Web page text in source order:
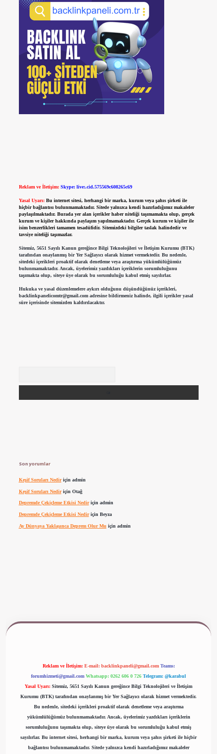
Reklam ve İletişim: Skype: live:.cid.575569c608265c69
Yasal Uyarı: Bu internet sitesi, herhangi bir marka, kurum veya şahıs şirketi ile
hiçbir bağlantısı bulunmamaktadır. Sitede yalnızca kendi hazırladığımız makaleler
paylaşılmaktadır. Burada yer alan içerikler haber niteliği taşımamakta olup, gerçek
kurum ve kişiler hakkında paylaşım yapılmamaktadır. Gerçek kurum ve kişiler ile
isim benzerlikleri tamamen tesadüfidir. Sitemizdeki bilgiler taslak halindedir ve
tavsiye niteliği taşımazlar.
Sitemiz, 5651 Sayılı Kanun gereğince Bilgi Teknolojileri ve İletişim Kurumu (BTK)
tarafından onaylanmış bir Yer Sağlayıcı olarak hizmet vermektedir. Bu nedenle,
sitedeki içerikleri proaktif olarak denetleme veya araştırma yükümlülüğümüz
bulunmamaktadır. Ancak, üyelerimiz yazdıkları içeriklerin sorumluluğunu
taşımakta olup, siteye üye olarak bu sorumluluğu kabul etmiş sayılırlar.
Hukuka ve yasal düzenlemelere aykırı olduğunu düşündüğünüz içerikleri,
backlinkpanelicomtr@gmail.comadresine bildirmeniz halinde, ilgili içerikler yasal
süre içerisinde sitemizden kaldırılacaktır.
Son yorumlar
Keşif Soruları Nediriçin admin
Keşif Soruları Nediriçin Otağ
Depremde Çekiçleme Etkisi Nediriçin admin
Depremde Çekiçleme Etkisi Nediriçin Beyza
Ay Dünyaya Yaklaşınca Deprem Olur Mu için admin
Reklam ve İletişim: E-mail: backlinkpaneli@gmail.com Teams:
forumhizmeti@gmail.com Whatsapp: 0262 606 0 726 Telegram: @karabul
Yasal Uyarı: Sitemiz, 5651 Sayılı Kanun gereğince Bilgi Teknolojileri ve İletişim
Kurumu (BTK) tarafından onaylanmış bir Yer Sağlayıcı olarak hizmet vermektedir.
Bu nedenle, sitedeki içerikleri proaktif olarak denetleme veya araştırma
yükümlülüğümüz bulunmamaktadır. Ancak, üyelerimiz yazdıkları içeriklerin
sorumluluğunu taşımakta olup, siteye üye olarak bu sorumluluğu kabul etmiş
sayılırlar. Bu internet sitesi, herhangi bir marka, kurum veya şahıs şirketi ile hiçbir
bağlantısı bulunmamaktadır. Sitede yalnızca kendi hazırladığımız makaleler